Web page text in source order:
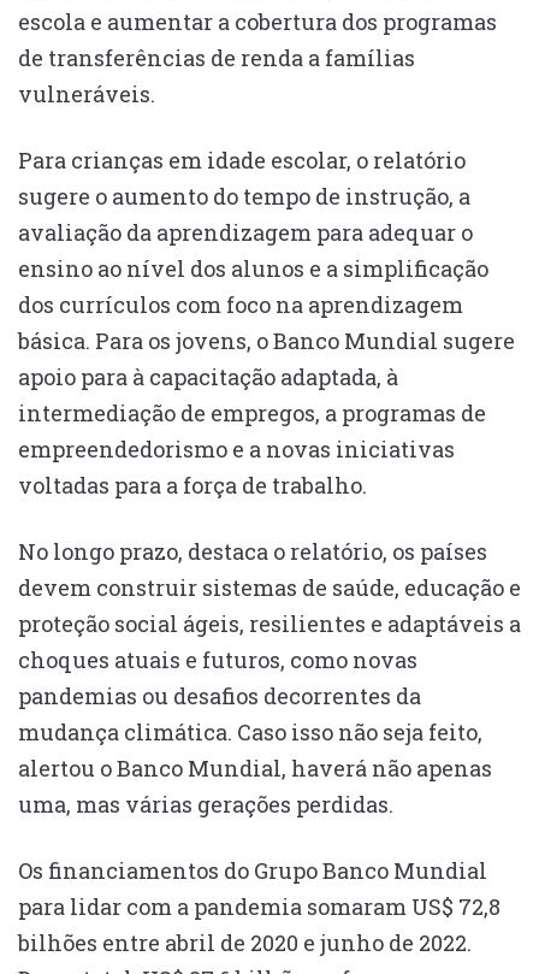
escola e aumentar a cobertura dos programas
de transferências de renda a famílias
vulneráveis.
Para crianças em idade escolar, o relatório
sugere o aumento do tempo de instrução, a
avaliação da aprendizagem para adequar o
ensino ao nível dos alunos e a simplificação
dos currículos com foco na aprendizagem
básica. Para os jovens, o Banco Mundial sugere
apoio para à capacitação adaptada, à
intermediação de empregos, a programas de
empreendedorismo e a novas iniciativas
voltadas para a força de trabalho.
No longo prazo, destaca o relatório, os países
devem construir sistemas de saúde, educação e
proteção social ágeis, resilientes e adaptáveis a
choques atuais e futuros, como novas
pandemias ou desafios decorrentes da
mudança climática. Caso isso não seja feito,
alertou o Banco Mundial, haverá não apenas
uma, mas várias gerações perdidas.
Os financiamentos do Grupo Banco Mundial
para lidar com a pandemia somaram US$ 72,8
bilhões entre abril de 2020 e junho de 2022.